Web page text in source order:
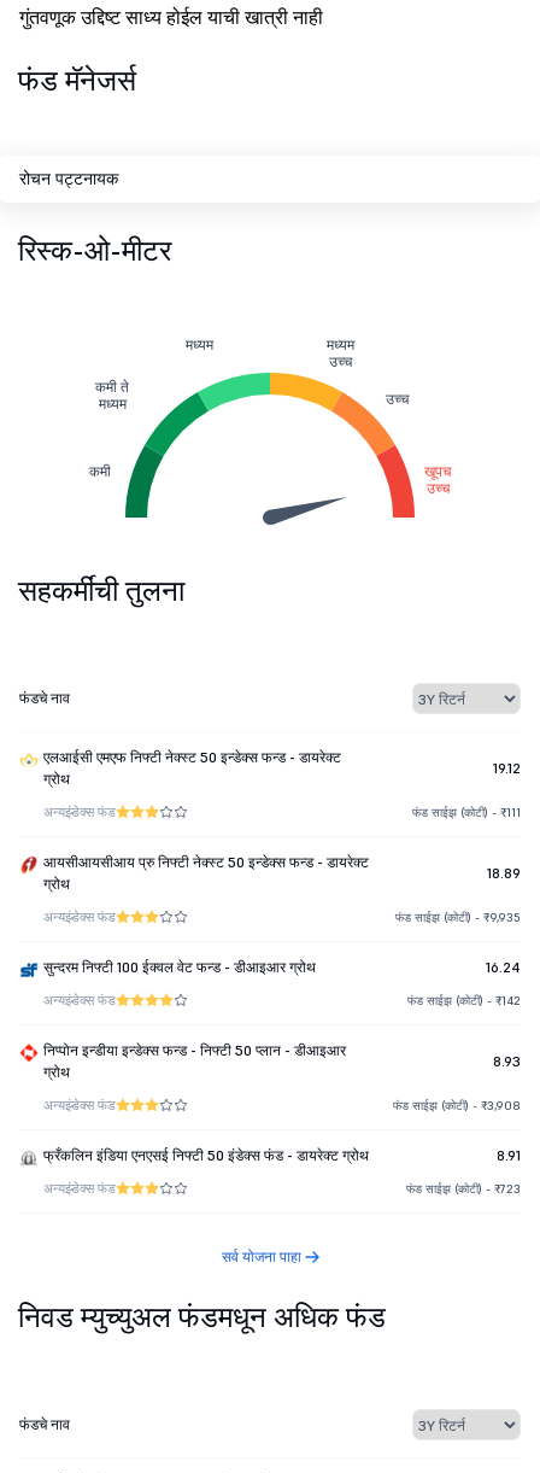
गुंतवणूक उद्दिष्ट साध्य होईल याची खात्री नाही
फंड मॅनेजर्स
रोचन पट्टनायक
रिस्क-ओ-मीटर
कमी
कमी ते
मध्यम
मध्यम
मध्यम
उच्च
उच्च
खूपच
उच्च
सहकर्मींची तुलना
फंडचे नाव
एलआईसी एमएफ निफ्टी नेक्स्ट 50 इन्डेक्स फन्ड - डायरेक्ट
ग्रोथ
19.12
अन्यइंडेक्स फंड फंड साईझ (कोटी) - ₹111
आयसीआयसीआय प्रु निफ्टी नेक्स्ट 50 इन्डेक्स फन्ड - डायरेक्ट
ग्रोथ
18.89
अन्यइंडेक्स फंड फंड साईझ (कोटी) - ₹9,935
सुन्दरम निफ्टी 100 ईक्वल वेट फन्ड - डीआइआर ग्रोथ 16.24
अन्यइंडेक्स फंड फंड साईझ (कोटी) - ₹142
निप्पोन इन्डीया इन्डेक्स फन्ड - निफ्टी 50 प्लान - डीआइआर
ग्रोथ
8.93
अन्यइंडेक्स फंड फंड साईझ (कोटी) - ₹3,908
फ्रँकलिन इंडिया एनएसई निफ्टी 50 इंडेक्स फंड - डायरेक्ट ग्रोथ 8.91
अन्यइंडेक्स फंड फंड साईझ (कोटी) - ₹723
सर्व योजना पाहा
निवड म्युच्युअल फंडमधून अधिक फंड
फंडचे नाव